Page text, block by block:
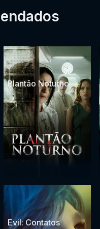
Plantão Noturno
Evil: Contatos